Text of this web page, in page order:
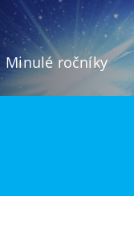
Minulé ročníky